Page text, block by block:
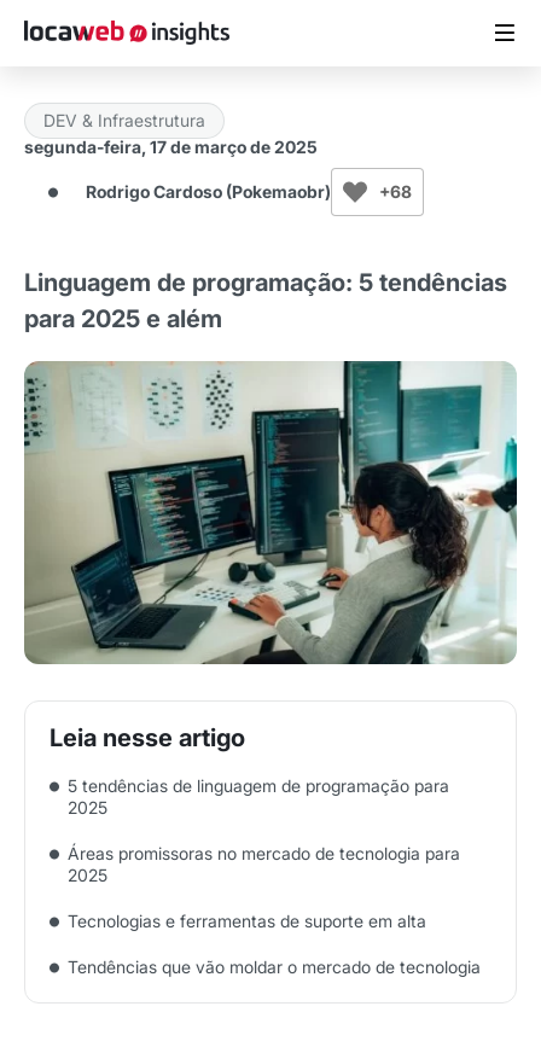
ARTIGOS
MATERIAIS GRATUITOS
ESTUDOS
LOCAWEB.COM.BR
DEV & Infraestrutura
segunda-feira, 17 de março de 2025
Rodrigo Cardoso (Pokemaobr) +68
Linguagem de programação: 5 tendências
para 2025 e além
5 tendências de linguagem de programação para
2025
Áreas promissoras no mercado de tecnologia para
2025
Tecnologias e ferramentas de suporte em alta
Tendências que vão moldar o mercado de tecnologia